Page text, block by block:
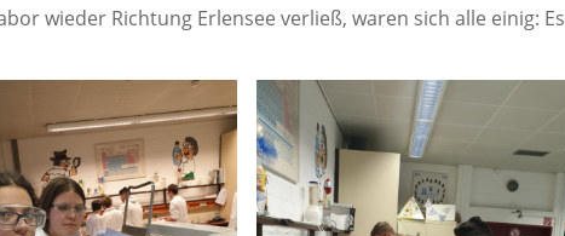
wieder Richtung Erlensee verließ, waren sich alle einig: Es